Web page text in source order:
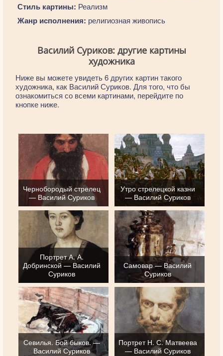
Стиль картины: Реализм
Жанр исполнения: религиозная живопись
Василий Суриков: другие картины
художника
Ниже вы можете увидеть 6 других картин такого
художника, как Василий Суриков. Для того, что бы
ознакомиться со всеми картинами, перейдите по
кнопке ниже.
Чернобородый стрелец
— Василий Суриков
Утро стрелецкой казни
— Василий Суриков
Портрет А. А.
Добринской — Василий
Суриков
Самовар — Василий
Суриков
Севилья. Бой быков. —
Василий Суриков
Портрет Н. С. Матвеева
— Василий Суриков